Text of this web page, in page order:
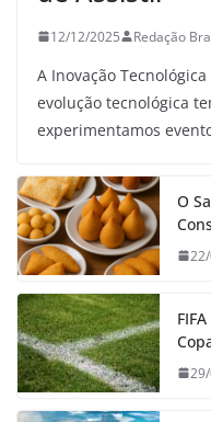
12/12/2025 Redação
A Inovação
evolução tecnológica
experimentamos
O